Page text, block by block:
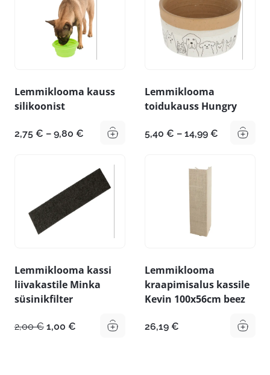
Lemmiklooma kauss
silikoonist
2,75 € – 9,80 € Hinnavahemik:
9,80 €
Lemmiklooma
toidukauss Hungry
5,40 € – 14,99 €
Lemmiklooma kassi
liivakastile Minka
süsinikfilter
2,00€ Algne
1,00 € Praegune
Lemmiklooma
kraapimisalus kassile
Kevin 100x56cm beez
26,19 €